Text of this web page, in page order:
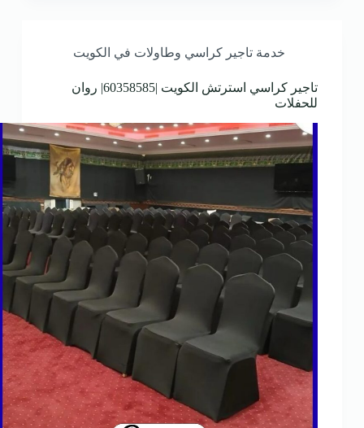
خدمة تاجير كراسي وطاولات في الكويت
تاجير كراسي استرتش الكويت |60358585| روان
للحفلات